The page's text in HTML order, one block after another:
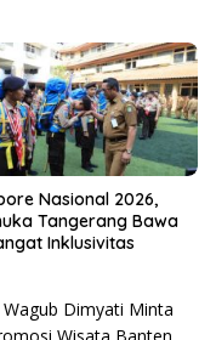
Nasional 2026,
Tangerang Bawa
Inklusivitas